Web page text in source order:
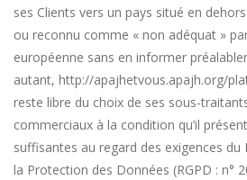
ses Clients vers un pays situé en
ou reconnu comme « non adéquat »
européenne sans en informer
autant, http://apajhetvous.apajh.org/
reste libre du choix de ses sous-
commerciaux à la condition qu’il
suffisantes au regard des exigences du
la Protection des Données (RGPD : n°